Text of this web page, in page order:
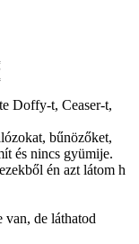
Doffy-t, Ceaser-t,
bűnözőket,
és nincs gyümije.
én azt látom h
de láthatod